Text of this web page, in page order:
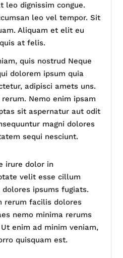
leo dignissim congue.
leo vel tempor. Sit
Aliquam et elit eu
at felis.
quis nostrud Neque
dolorem ipsum quia
adipisci amets uns.
Nemo enim ipsam
sit aspernatur aut odit
magni dolores
sequi nesciunt.
irure dolor in
velit esse cillum
ipsums fugiats.
rerum facilis dolores
nemo minima rerums
enim ad minim veniam,
quisquam est.